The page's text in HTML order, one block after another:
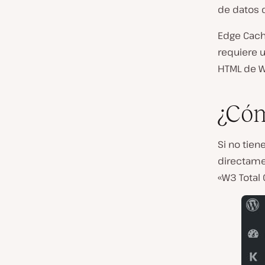
de datos
Edge
requiere
HTML de
Si no
«W3